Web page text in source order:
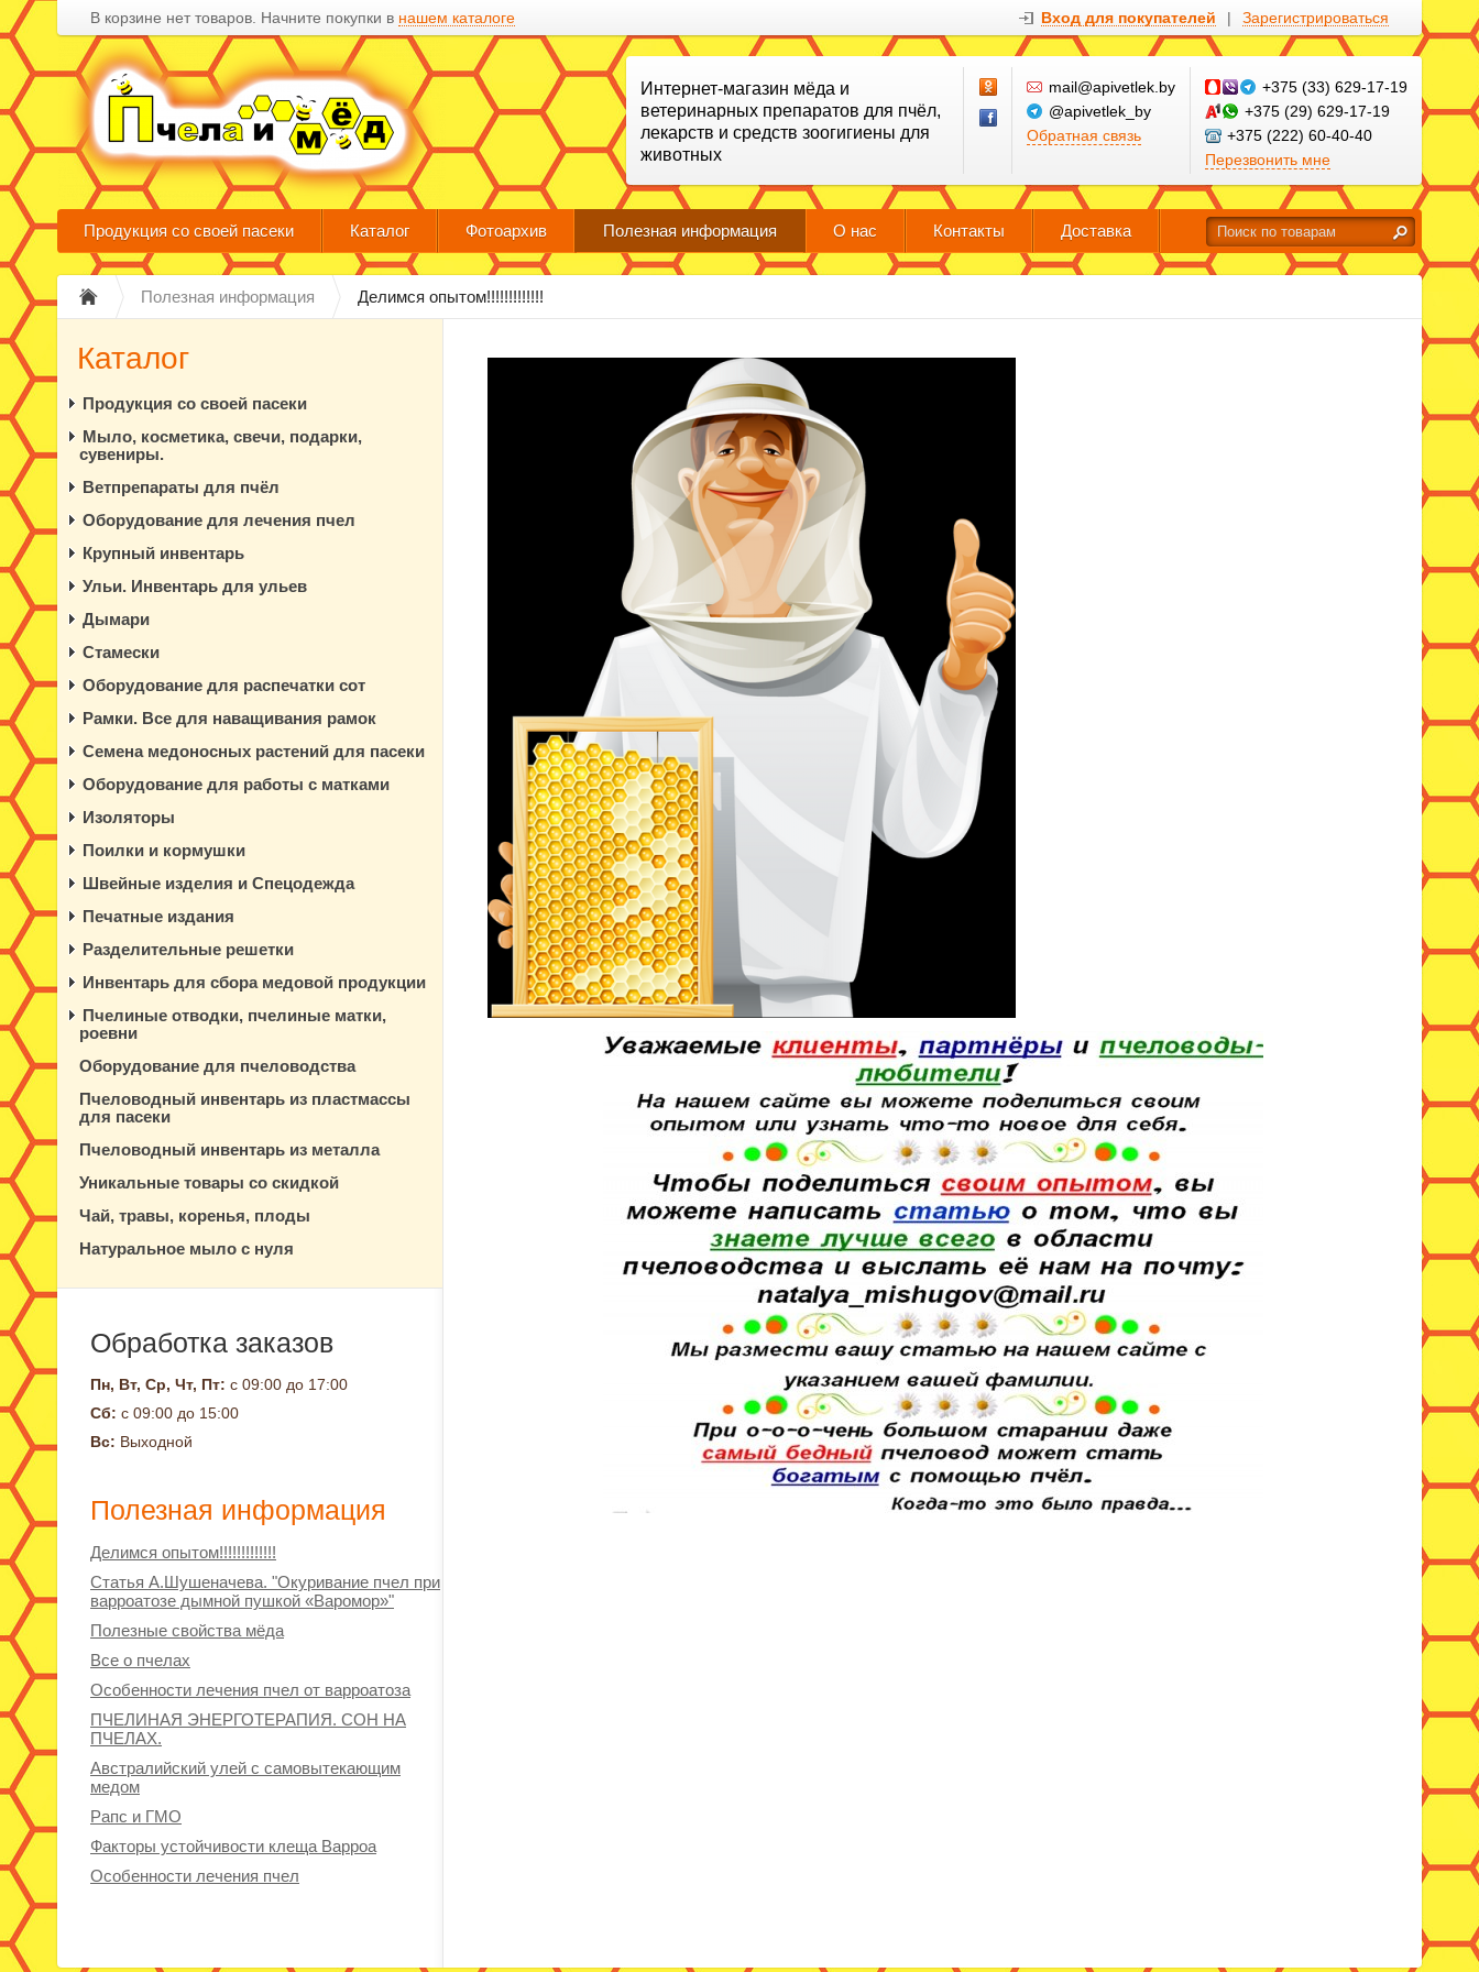
В корзине нет товаров. Начните покупки в нашем каталоге Вход для покупателей | Зарегистрироваться
Интернет-магазин мёда и
ветеринарных препаратов для пчёл,
лекарств и средств зоогигиены для
животных
mail@apivetlek.by
@apivetlek_by
Обратная связь
+375 (33) 629-17-19
+375 (29) 629-17-19
+375 (222) 60-40-40
Перезвонить мне
Продукция со своей пасеки Каталог Фотоархив Полезная информация О нас Контакты Доставка
Полезная информация Делимся опытом!!!!!!!!!!!!!
Каталог
Продукция со своей пасеки
Мыло, косметика, свечи, подарки,
сувениры.
Ветпрепараты для пчёл
Оборудование для лечения пчел
Крупный инвентарь
Ульи. Инвентарь для ульев
Дымари
Стамески
Оборудование для распечатки сот
Рамки. Все для наващивания рамок
Семена медоносных растений для пасеки
Оборудование для работы с матками
Изоляторы
Поилки и кормушки
Швейные изделия и Спецодежда
Печатные издания
Разделительные решетки
Инвентарь для сбора медовой продукции
Пчелиные отводки, пчелиные матки,
роевни
Оборудование для пчеловодства
Пчеловодный инвентарь из пластмассы
для пасеки
Пчеловодный инвентарь из металла
Уникальные товары со скидкой
Чай, травы, коренья, плоды
Натуральное мыло с нуля
Обработка заказов
Пн, Вт, Ср, Чт, Пт: с 09:00 до 17:00
Сб: с 09:00 до 15:00
Вс: Выходной
Полезная информация
Делимся опытом!!!!!!!!!!!!!
Статья А.Шушеначева. "Окуривание пчел при
варроатозе дымной пушкой «Варомор»"
Полезные свойства мёда
Все о пчелах
Особенности лечения пчел от варроатоза
ПЧЕЛИНАЯ ЭНЕРГОТЕРАПИЯ. СОН НА
ПЧЕЛАХ.
Австралийский улей с самовытекающим
медом
Рапс и ГМО
Факторы устойчивости клеща Варроа
Особенности лечения пчел